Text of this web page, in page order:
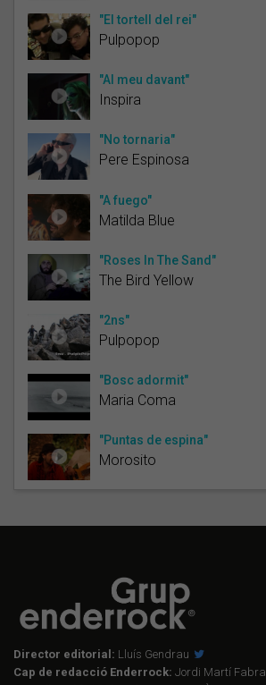
"El tortell del rei"
Pulpopop
"Al meu davant"
Inspira
"No tornaria"
Pere Espinosa
"A fuego"
Matilda Blue
"Roses In The Sand"
The Bird Yellow
"2ns"
Pulpopop
"Bosc adormit"
Maria Coma
"Puntas de espina"
Morosito
Director editorial: Lluís Gendrau
Cap de redacció Enderrock: Jordi Martí Fabra